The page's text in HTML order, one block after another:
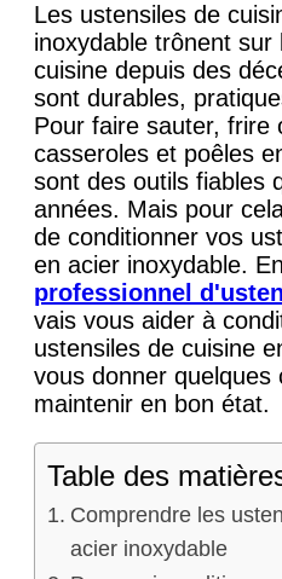
Les ustensiles de
inoxydable trônent sur
cuisine depuis des
sont durables,
Pour faire sauter, frire
casseroles et poêles
sont des outils fiables
années. Mais pour
de conditionner vos
en acier inoxydable.
professionnel
vais vous aider à
ustensiles de cuisine
vous donner quelques
maintenir en bon état.
Table des
Comprendre les
acier inoxydable